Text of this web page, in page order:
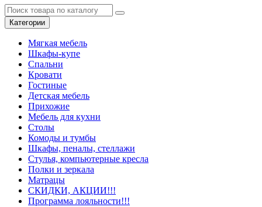
Категории
Мягкая мебель
Шкафы-купе
Спальни
Кровати
Гостиные
Детская мебель
Прихожие
Мебель для кухни
Столы
Комоды и тумбы
Шкафы, пеналы, стеллажи
Стулья, компьютерные кресла
Полки и зеркала
Матрацы
СКИДКИ, АКЦИИ!!!
Программа лояльности!!!